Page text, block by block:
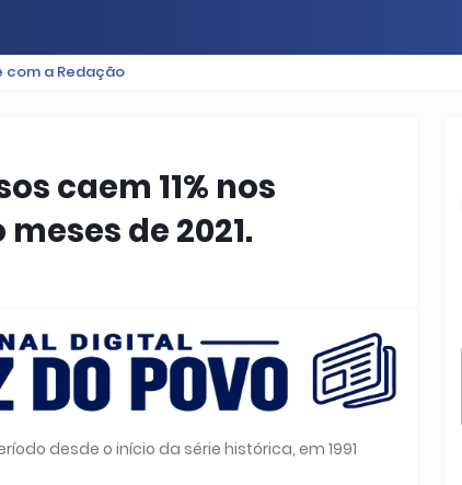
BAIXADA
com a Redação
caem 11% nos
de 2021.
desde o início da série histórica, em 1991